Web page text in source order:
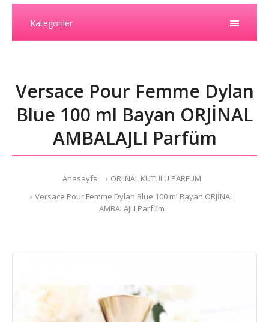
Kategoriler
Versace Pour Femme Dylan
Blue 100 ml Bayan ORJİNAL
AMBALAJLI Parfüm
Anasayfa
ORJINAL KUTULU PARFUM
Versace Pour Femme Dylan Blue 100 ml Bayan ORJİNAL
AMBALAJLI Parfüm